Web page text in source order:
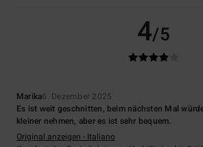
4/5
Marika6. Dezember 2025
Es ist weit geschnitten, beim nächsten Mal
kleiner nehmen, aber es ist sehr bequem.
Original anzeigen - Italiano